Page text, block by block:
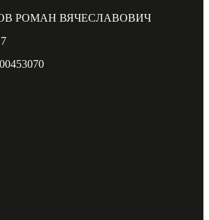
РОМАН ВЯЧЕСЛАВОВИЧ